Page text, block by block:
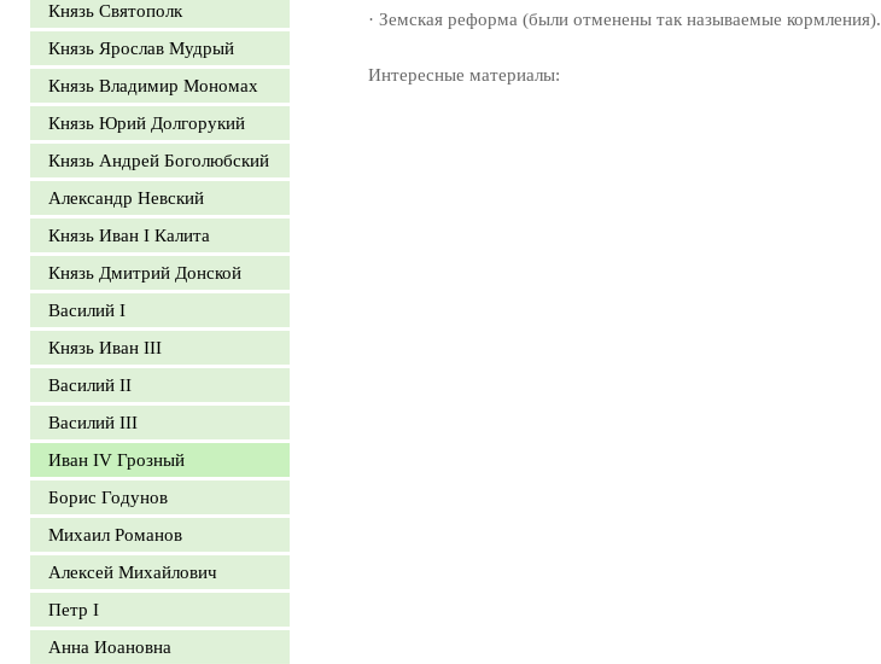
Князь Святополк
Князь Ярослав Мудрый
Князь Владимир Мономах
Князь Юрий Долгорукий
Князь Андрей Боголюбский
Александр Невский
Князь Иван I Калита
Князь Дмитрий Донской
Василий I
Князь Иван III
Василий II
Василий III
Иван IV Грозный
Борис Годунов
Михаил Романов
Алексей Михайлович
Петр I
Анна Иоановна
· Земская реформа (были отменены так называемые кормления).
Интересные материалы: